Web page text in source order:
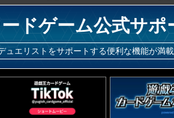
ドゲーム公式サポ
ュエリストをサポートする便利な機能が満載